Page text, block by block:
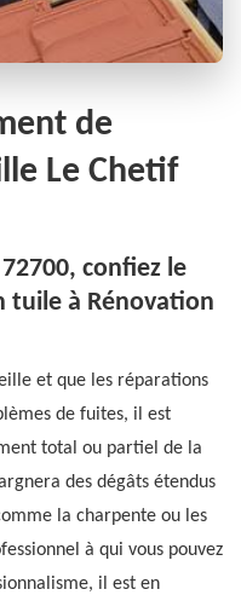
de
Le Chetif
confiez le
tuile à Rénovation
et que les réparations
de fuites, il est
total ou partiel de la
des dégâts étendus
la charpente ou les
à qui vous pouvez
il est en